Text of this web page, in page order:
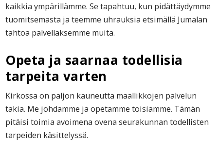
kaikkia ympärillämme. Se tapahtuu, kun pidättäydymme
tuomitsemasta ja teemme uhrauksia etsimällä Jumalan
tahtoa palvellaksemme muita.
Opeta ja saarnaa todellisia
tarpeita varten
Kirkossa on paljon kauneutta maallikkojen palvelun
takia. Me johdamme ja opetamme toisiamme. Tämän
pitäisi toimia avoimena ovena seurakunnan todellisten
tarpeiden käsittelyssä.